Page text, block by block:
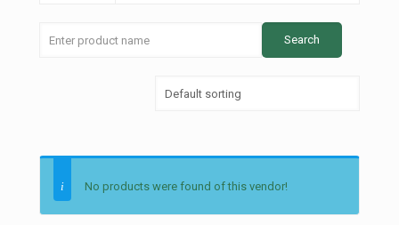
No products were found of this vendor!